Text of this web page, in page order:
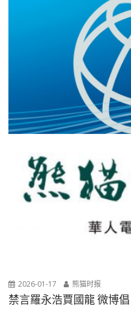
2026-01-17 熊猫时报
禁言羅永浩賈國龍 微博